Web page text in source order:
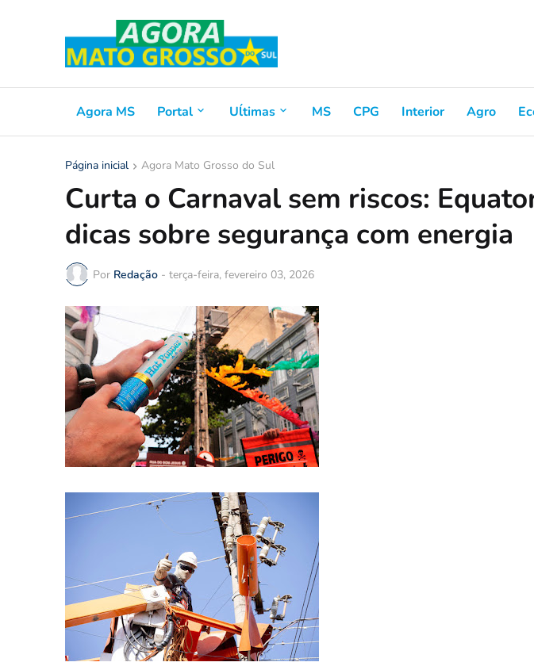
Agora MS Portal Uĺtimas MS CPG Interior Agro
Página inicial Agora Mato Grosso do Sul
Curta o Carnaval sem riscos:
dicas sobre segurança com energia
Por Redação - terça-feira, fevereiro 03, 2026